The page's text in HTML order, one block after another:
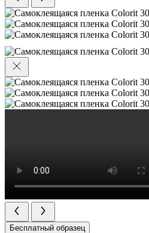
Бесплатный образец